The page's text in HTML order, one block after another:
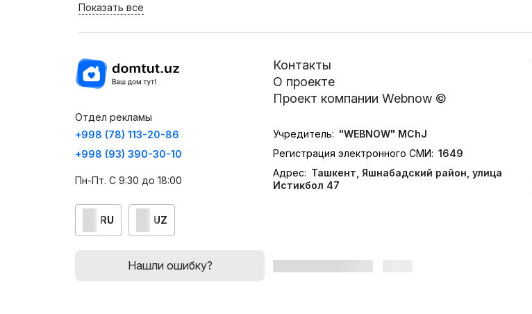
Показать все
Отдел рекламы
+998 (78) 113-20-86
+998 (93) 390-30-10
Пн-Пт. С 9:30 до 18:00
RU UZ
Контакты
О проекте
Проект компании Webnow ©
Учредитель: "WEBNOW" MChJ
Регистрация электронного СМИ: 1649
Адрес: Ташкент, Яшнабадский район, улица
Истикбол 47
Нашли ошибку?